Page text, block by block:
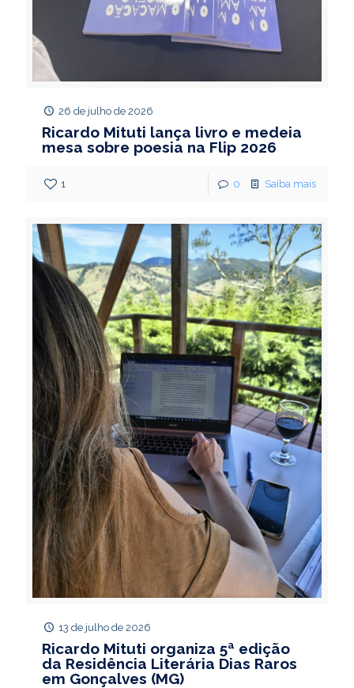
26 de julho de 2026
Ricardo Mituti lança livro e medeia
mesa sobre poesia na Flip 2026
1 0 Saiba mais
13 de julho de 2026
Ricardo Mituti organiza 5ª edição
da Residência Literária Dias Raros
em Gonçalves (MG)